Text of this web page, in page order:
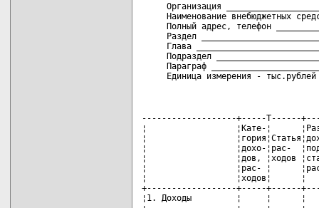
Организация
Наименование внебюджетных
Полный адрес, телефон
Раздел
Глава
Подраздел
Параграф
Единица измерения -
-------------------+-----T------+--------+---------+-----T-----+----------------
¦                  ¦Кате-¦      ¦Раздел  ¦         ¦     ¦Ут-  ¦В том числе по ¦
¦                  ¦гория¦Статья¦доходов,¦Подраздел¦Номер¦верж-¦кварталам      ¦
¦                  ¦дохо-¦рас-  ¦под-    ¦доходов, ¦стро-¦дено +---+---T---+---+
¦                  ¦дов, ¦ходов ¦статья  ¦элемент  ¦ки   ¦на   ¦   ¦   ¦   ¦   ¦
¦                  ¦рас- ¦      ¦расходов¦расходов ¦     ¦год  ¦ I ¦II ¦III¦IV ¦
¦                  ¦ходов¦      ¦        ¦         ¦     ¦     ¦   ¦   ¦   ¦   ¦
+------------------+-----+------+--------+---------+-----+-----+---+---+---+---+
¦1. Доходы         ¦     ¦      ¦        ¦         ¦     ¦     ¦   ¦   ¦   ¦   ¦
+------------------+-----+------+--------+---------+-----+-----+---+---+---+---+
¦Поступления по    ¦     ¦      ¦        ¦         ¦     ¦     ¦   ¦   ¦   ¦   ¦
¦внебюджетным      ¦     ¦      ¦        ¦         ¦     ¦     ¦   ¦   ¦   ¦   ¦
¦средствам         ¦     ¦      ¦        ¦         ¦     ¦     ¦   ¦   ¦   ¦   ¦
¦бюджетных         ¦     ¦      ¦        ¦         ¦     ¦     ¦   ¦   ¦   ¦   ¦
¦организаций       ¦  1  ¦      ¦  51    ¦   00    ¦  1  ¦     ¦   ¦   ¦   ¦   ¦
+------------------+-----+------+--------+---------+-----+-----+---+---+---+---+
¦2. Расходы        ¦     ¦      ¦        ¦         ¦     ¦     ¦   ¦   ¦   ¦   ¦
+------------------+-----+------+--------+---------+-----+-----+---+---+---+---+
¦Текущие расходы   ¦     ¦      ¦        ¦         ¦     ¦     ¦   ¦   ¦   ¦   ¦
¦(сумма строк 03,  ¦     ¦      ¦        ¦         ¦     ¦     ¦   ¦   ¦   ¦   ¦
¦11, 15, 21, 22,   ¦     ¦      ¦        ¦         ¦     ¦     ¦   ¦   ¦   ¦   ¦
¦23, 24, 29)       ¦  1  ¦   0  ¦   0    ¦    0    ¦  2  ¦     ¦   ¦   ¦   ¦   ¦
+------------------+-----+------+--------+---------+-----+-----+---+---+---+---+
¦Заработная плата  ¦     ¦      ¦        ¦         ¦     ¦     ¦   ¦   ¦   ¦   ¦
¦рабочих и         ¦     ¦      ¦        ¦         ¦     ¦     ¦   ¦   ¦   ¦   ¦
¦служащих          ¦  1  ¦  10  ¦   1    ¦    0    ¦  3  ¦     ¦   ¦   ¦   ¦   ¦
+------------------+-----+------+--------+---------+-----+-----+---+---+---+---+
¦ В том числе:     ¦     ¦      ¦        ¦         ¦     ¦     ¦   ¦   ¦   ¦   ¦
+------------------+-----+------+--------+---------+-----+-----+---+---+---+---+
¦ основной оклад   ¦     ¦      ¦        ¦         ¦     ¦     ¦   ¦   ¦   ¦   ¦
¦ гражданских      ¦     ¦      ¦        ¦         ¦     ¦     ¦   ¦   ¦   ¦   ¦
¦ служащих         ¦  1  ¦  10  ¦   1    ¦    1    ¦  4  ¦     ¦   ¦   ¦   ¦   ¦
+------------------+-----+------+--------+---------+-----+-----+---+---+---+---+
¦ надбавки к       ¦     ¦      ¦        ¦         ¦     ¦     ¦   ¦   ¦   ¦   ¦
¦ заработной плате ¦     ¦      ¦        ¦         ¦     ¦     ¦   ¦   ¦   ¦   ¦
¦ гражданских      ¦     ¦      ¦        ¦         ¦     ¦     ¦   ¦   ¦   ¦   ¦
¦ служащих         ¦  1  ¦  10  ¦   1    ¦    2    ¦  5  ¦     ¦   ¦   ¦   ¦   ¦
+------------------+-----+------+--------+---------+-----+-----+---+---+---+---+
¦ дополнительная   ¦     ¦      ¦        ¦         ¦     ¦     ¦   ¦   ¦   ¦   ¦
¦ оплата           ¦     ¦      ¦        ¦         ¦     ¦     ¦   ¦   ¦   ¦   ¦
¦ гражданским      ¦     ¦      ¦        ¦         ¦     ¦     ¦   ¦   ¦   ¦   ¦
¦ служащим         ¦  1  ¦  10  ¦   1    ¦    3    ¦  6  ¦     ¦   ¦   ¦   ¦   ¦
+------------------+-----+------+--------+---------+-----+-----+---+---+---+---+
¦ оплата труда     ¦     ¦      ¦        ¦         ¦     ¦     ¦   ¦   ¦   ¦   ¦
¦ внештатных       ¦     ¦      ¦        ¦         ¦     ¦     ¦   ¦   ¦   ¦   ¦
¦ сотрудников      ¦  1  ¦  10  ¦   1    ¦    4    ¦  7  ¦     ¦   ¦   ¦   ¦   ¦
+------------------+-----+------+--------+---------+-----+-----+---+---+---+---+
¦ прочие денежные  ¦     ¦      ¦        ¦         ¦     ¦     ¦   ¦   ¦   ¦   ¦
¦ выплаты          ¦     ¦      ¦        ¦         ¦     ¦     ¦   ¦   ¦   ¦   ¦
¦ гражданским      ¦     ¦      ¦        ¦         ¦     ¦     ¦   ¦   ¦   ¦   ¦
¦ служащим         ¦  1  ¦  10  ¦   1    ¦    5    ¦  8  ¦     ¦   ¦   ¦   ¦   ¦
+------------------+-----+------+--------+---------+-----+-----+---+---+---+---+
¦ основные виды    ¦     ¦      ¦        ¦